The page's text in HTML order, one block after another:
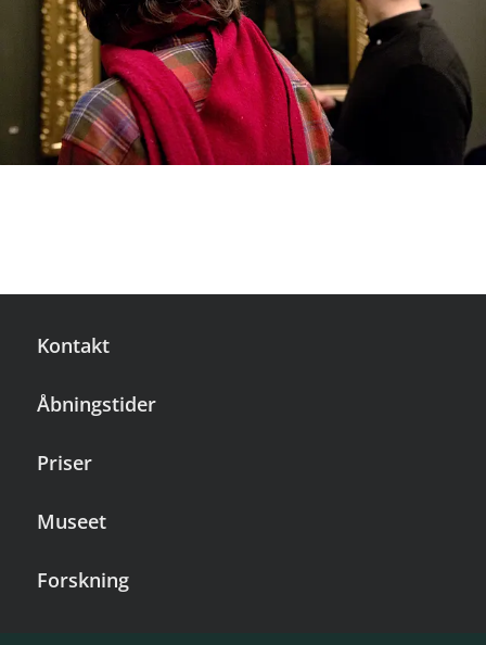
Kontakt
Åbningstider
Priser
Museet
Forskning